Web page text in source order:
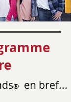
® en bref...